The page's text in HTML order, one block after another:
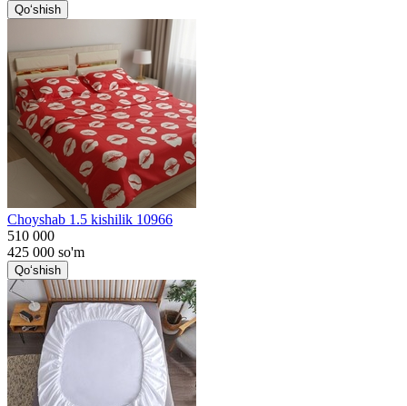
Qo‘shish
Choyshab 1.5 kishilik 10966
510 000
425 000 so'm
Qo‘shish